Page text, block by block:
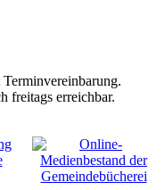
freitags erreichbar.